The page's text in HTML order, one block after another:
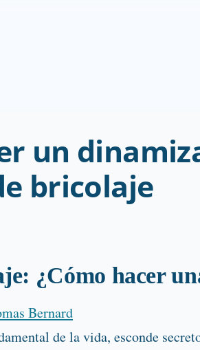
un
bricolaje
¿Cómo hacer
Bernard
de la vida, esconde